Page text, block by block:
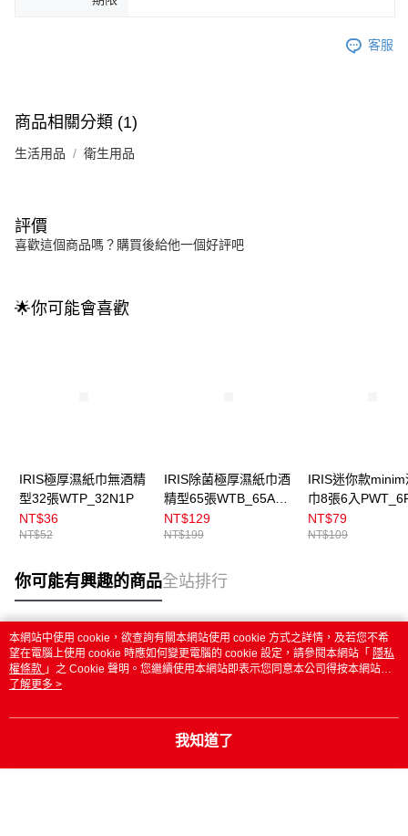
客服
商品相關分類 (1)
生活用品 衛生用品
評價
喜歡這個商品嗎？購買後給他一個好評吧
🌟你可能會喜歡
IRIS極厚濕紙巾無酒精
型32張WTP_32N1P
NT$36
NT$52
IRIS除菌極厚濕紙巾酒
精型65張WTB_65A瓶
裝
NT$129
NT$199
IRIS迷你款
巾8張6入
NT$79
NT$109
你可能有興趣的商品全站排行
熱門標籤
本網站中使用 cookie，欲查詢有關本網站使用 cookie 方式之詳情，及若您不希
望在電腦上使用 cookie 時應如何變更電腦的 cookie 設定，請參閱本網站「 隱私
權條款 」之 Cookie 聲明。您繼續使用本網站即表示您同意本公司得按本網站使
用條款之 Cookie 聲明使用 cookie。
了解更多 >
我知道了